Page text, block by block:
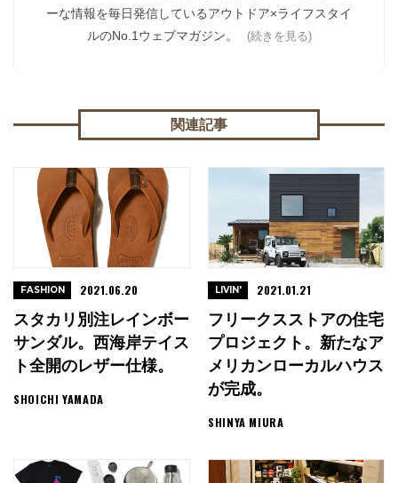
ーな情報を毎日発信しているアウトドア×ライフスタイ
ルのNo.1ウェブマガジン。
(続きを見る)
関連記事
スタカリ別注レインボー
サンダル。西海岸テイス
ト全開のレザー仕様。
SHOICHI YAMADA
FASHION 2021.06.20
フリークスストアの住宅
プロジェクト。新たなア
メリカンローカルハウス
が完成。
SHINYA MIURA
LIVIN' 2021.01.21